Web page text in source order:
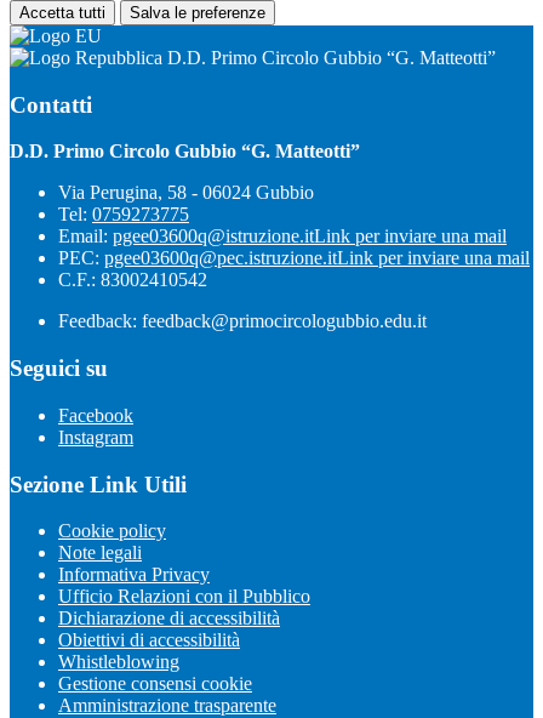
Accetta tutti Salva le preferenze
D.D. Primo Circolo Gubbio “G. Matteotti”
Contatti
D.D. Primo Circolo Gubbio “G. Matteotti”
Via Perugina, 58 - 06024 Gubbio
Tel: 0759273775
Email: pgee03600q@istruzione.itLink per inviare una mail
PEC: pgee03600q@pec.istruzione.itLink per inviare una mail
C.F.: 83002410542
Feedback: feedback@primocircologubbio.edu.it
Seguici su
Facebook
Instagram
Sezione Link Utili
Cookie policy
Note legali
Informativa Privacy
Ufficio Relazioni con il Pubblico
Dichiarazione di accessibilità
Obiettivi di accessibilità
Whistleblowing
Gestione consensi cookie
Amministrazione trasparente